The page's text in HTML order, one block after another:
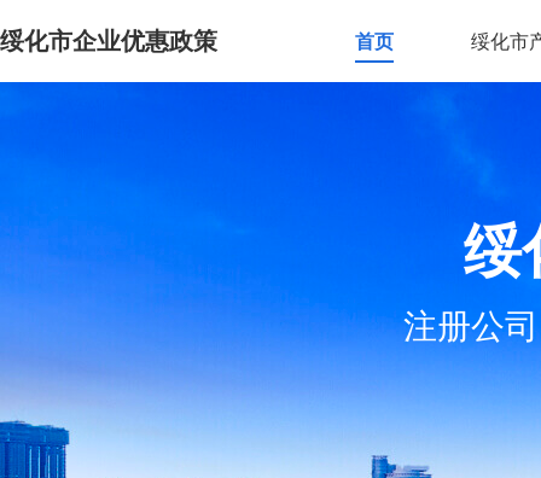
绥化市企业优惠政策 首页 绥化市
绥
注册公